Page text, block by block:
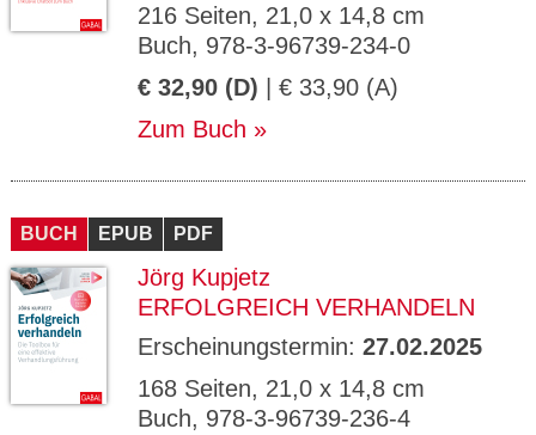
216 Seiten, 21,0 x 14,8 cm
Buch, 978-3-96739-234-0
€ 32,90 (D) | € 33,90 (A)
Zum Buch
BUCH EPUB PDF
Jörg Kupjetz
ERFOLGREICH VERHANDELN
Erscheinungstermin: 27.02.2025
168 Seiten, 21,0 x 14,8 cm
Buch, 978-3-96739-236-4